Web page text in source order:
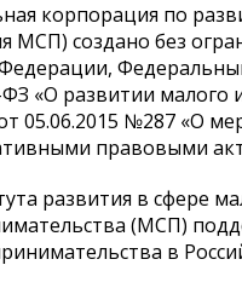
корпорация по
создано без
«О развитии малого
05.06.2015 №287 «О
правовыми
развития в сфере
(МСП)
в